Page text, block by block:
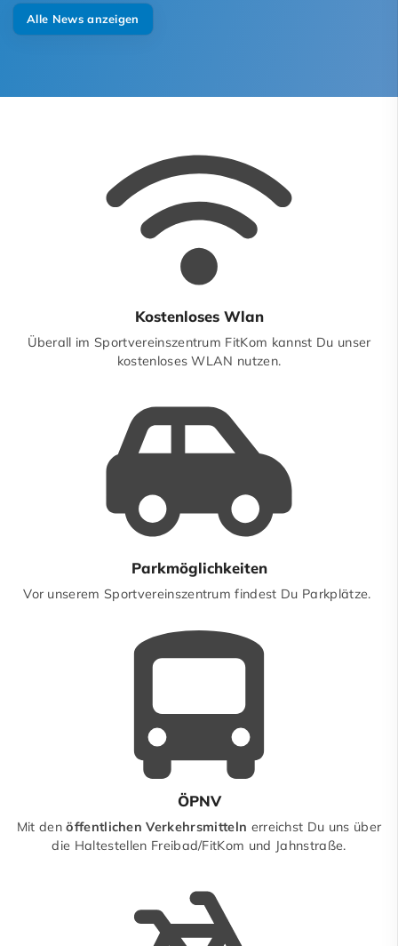
Alle News anzeigen
Kostenloses Wlan
Überall im Sportvereinszentrum FitKom kannst Du unser
kostenloses WLAN nutzen.
Parkmöglichkeiten
Vor unserem Sportvereinszentrum findest Du Parkplätze.
ÖPNV
Mit denöffentlichen Verkehrsmitteln erreichst Du uns über
die Haltestellen Freibad/FitKom und Jahnstraße.